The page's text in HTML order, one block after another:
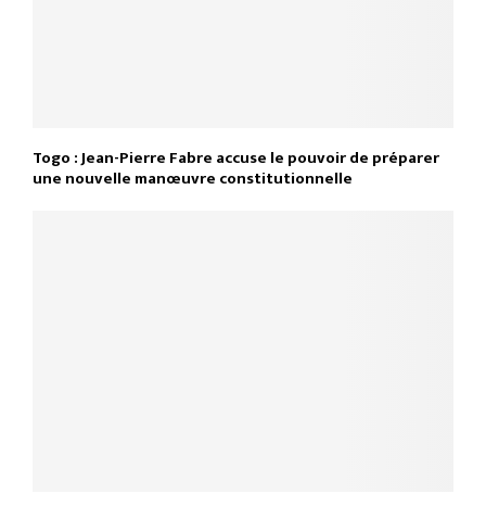
Togo : Jean-Pierre Fabre accuse le pouvoir de préparer
une nouvelle manœuvre constitutionnelle